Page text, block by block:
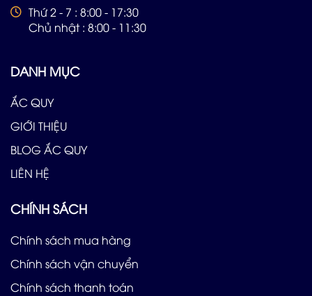
Thứ 2 - 7 : 8:00 - 17:30
Chủ nhật : 8:00 - 11:30
DANH MỤC
ẮC QUY
GIỚI THIỆU
BLOG ẮC QUY
LIÊN HỆ
CHÍNH SÁCH
Chính sách mua hàng
Chính sách vận chuyển
Chính sách thanh toán